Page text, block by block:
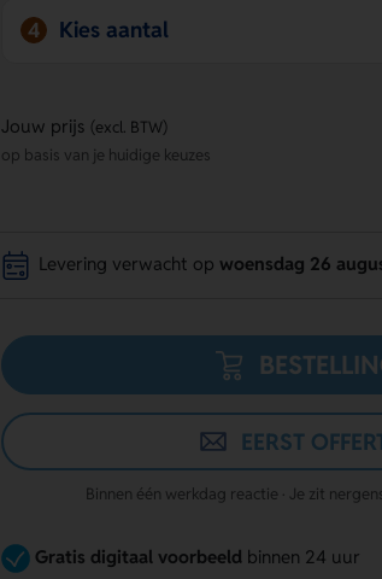
4 Kies aantal
Jouw prijs (excl. BTW)
op basis van je huidige keuzes
Levering verwacht op woensdag 26
EERST
Binnen één werkdag reactie · Je zit
Gratis digitaal voorbeeldbinnen 24 uur